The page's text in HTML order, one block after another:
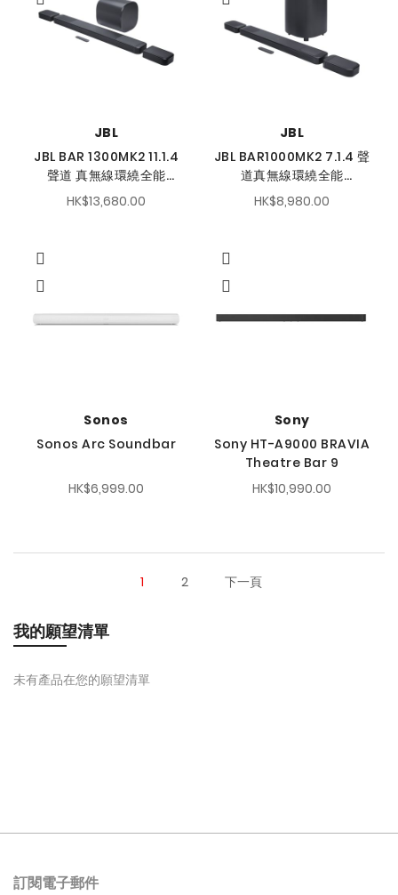
JBL
JBL BAR 1300MK2 11.1.4
聲道 真無線環繞全能
Soundbar 系統
HK$13,680.00
JBL
JBL BAR1000MK2 7.1.4 聲
道真無線環繞全能
Soundbar 系統
HK$8,980.00
Sonos
Sonos Arc Soundbar
HK$6,999.00
Sony
Sony HT-A9000 BRAVIA
Theatre Bar 9
HK$10,990.00
1 2 下一頁
我的願望清單
未有產品在您的願望清單
訂閱電子郵件